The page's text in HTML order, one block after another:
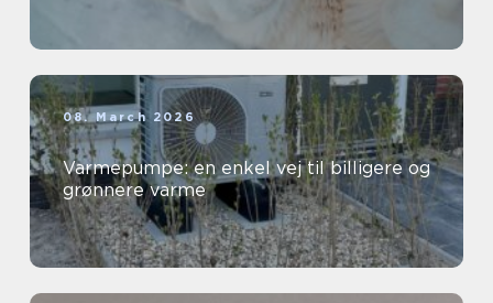
08. March 2026
Varmepumpe: en enkel vej til billigere og
grønnere varme